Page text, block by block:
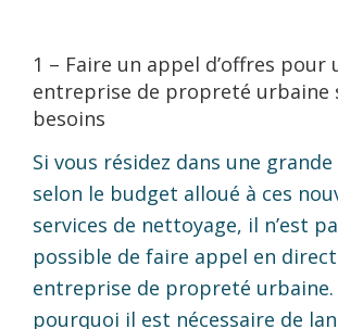
1 – Faire un appel d’offres pour
entreprise de propreté urbaine
besoins
Si vous résidez dans une
selon le budget alloué à ces
services de nettoyage, il n’est
possible de faire appel en
entreprise de propreté urbaine.
pourquoi il est nécessaire de